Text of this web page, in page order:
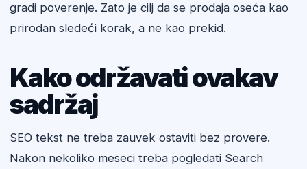
gradi poverenje. Zato je cilj da se prodaja oseća kao
prirodan sledeći korak, a ne kao prekid.
Kako održavati ovakav
sadržaj
SEO tekst ne treba zauvek ostaviti bez provere.
Nakon nekoliko meseci treba pogledati Search